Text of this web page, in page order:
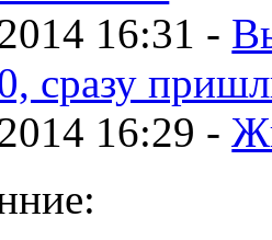
16:31 -
сразу
16:29 -